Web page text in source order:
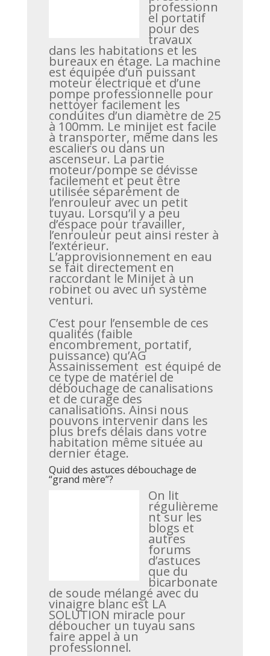
professionn
el portatif
pour des
travaux
dans les habitations et les
bureaux en étage. La machine
est équipée d’un puissant
moteur électrique et d’une
pompe professionnelle pour
nettoyer facilement les
conduites d’un diamètre de 25
à 100mm. Le minijet est facile
à transporter, même dans les
escaliers ou dans un
ascenseur. La partie
moteur/pompe se dévisse
facilement et peut être
utilisée séparément de
l’enrouleur avec un petit
tuyau. Lorsqu’il y a peu
d’espace pour travailler,
l’enrouleur peut ainsi rester à
l’extérieur.
L’approvisionnement en eau
se fait directement en
raccordant le Minijet à un
robinet ou avec un système
venturi.
C’est pour l’ensemble de ces
qualités (faible
encombrement, portatif,
puissance) qu’AG
Assainissement est équipé de
ce type de matériel de
débouchage de canalisations
et de curage des
canalisations. Ainsi nous
pouvons intervenir dans les
plus brefs délais dans votre
habitation même située au
dernier étage.
Quid des astuces débouchage de
“grand mère”?
On lit
régulièreme
nt sur les
blogs et
autres
forums
d’astuces
que du
bicarbonate
de soude mélangé avec du
vinaigre blanc est LA
SOLUTION miracle pour
déboucher un tuyau sans
faire appel à un
professionnel.